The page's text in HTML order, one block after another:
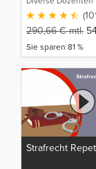
290,66€mtl.
Sie sparen 81 %
Strafrecht